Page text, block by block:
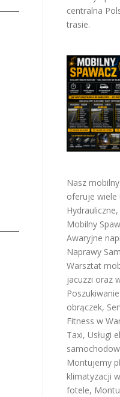
centralna
trasie.
Nasz
oferuje wiele
Hydrauliczne,
Mobilny
Awaryjne
Naprawy
Warsztat
jacuzzi oraz
obrączek,
Fitness w
Taxi, Usługi
Montujemy
klimatyzacji
fotele,